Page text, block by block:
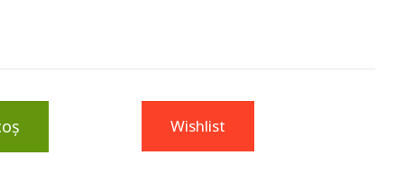
Wishlist